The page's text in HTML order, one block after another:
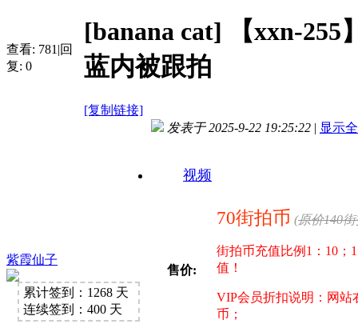
好消息限时66元升级VIP！赠
1、每天签到街拍币免费领；点
好消息限时66元升级VIP！赠
好消息限时66元升级VIP！赠
1、每天签到街拍币免费领；点
好消息限时66元升级VIP！赠
1、每天签到街拍币免费领；点
查看: 781 |回
复: 0
[banana cat]
【xxn-
蓝内被跟拍
[复制链接]
紫霞仙子
累计签到：1268 天
连续签到：400 天
发表于 2025-9-22 19:25:22 | 显示
视频
售价:
70街拍币 (原价140
街拍币充值比例1：10；
值！
VIP会员折扣说明：网站
币；